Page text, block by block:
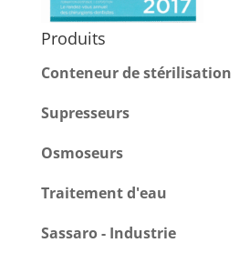
Produits
Conteneur de stérilisation
Supresseurs
Osmoseurs
Traitement d'eau
Sassaro - Industrie